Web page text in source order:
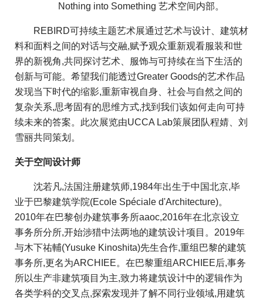
Nothing into Something 艺术空间内部。
REBIRD可持续主题艺术展通过艺术与设计、建筑材
料和面料之间的对话与交融,赋予观众重新观看服装和世
界的新视角,共同探讨艺术、服饰与可持续在当下生活的
创新与可能。希望我们能透过Greater Goods的艺术作品
发现当下时代的缩影,重新审视自身、社会与自然之间的
复杂关系,思考固有的思维方式,找到我们该如何走向可持
续未来的答案。此次展览由UCCA Lab策展团队程婧、刘
雪丽共同策划。
关于空间设计师
沈若凡,法国注册建筑师,1984年出生于中国北京,毕
业于巴黎建筑学院(Ecole Spéciale d'Architecture)。
2010年在巴黎创办建筑事务所aaoc,2016年在北京设立
事务所分所,开始涉猎中法两地的建筑设计项目。2019年
与木下祐輔(Yusuke Kinoshita)先生合作,重组巴黎的建筑
事务所,更名为ARCHIEE。在巴黎重组ARCHIEE后,事务
所以生产非建筑项目为主,致力将建筑设计中的逻辑作为
各类学科的交叉点,探索发现并了解不同行业领域,用建筑